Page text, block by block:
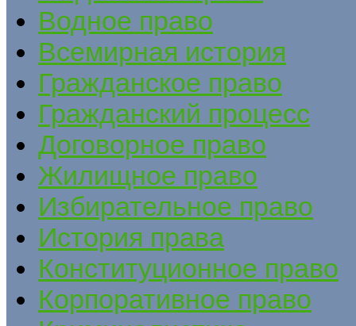
Водное право
Всемирная история
Гражданское право
Гражданский процесс
Договорное право
Жилищное право
Избирательное право
История права
Конституционное право
Корпоративное право